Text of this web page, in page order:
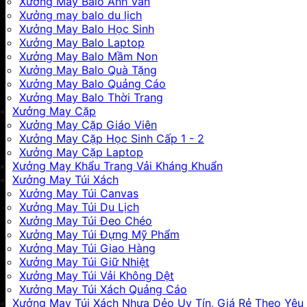
Xưởng may balo du lịch
Xưởng May Balo Học Sinh
Xưởng May Balo Laptop
Xưởng May Balo Mầm Non
Xưởng May Balo Quà Tặng
Xưởng May Balo Quảng Cáo
Xưởng May Balo Thời Trang
Xưởng May Cặp
Xưởng May Cặp Giáo Viên
Xưởng May Cặp Học Sinh Cấp 1 - 2
Xưởng May Cặp Laptop
Xưởng May Khẩu Trang Vải Kháng Khuẩn
Xưởng May Túi Xách
Xưởng May Túi Canvas
Xưởng May Túi Du Lịch
Xưởng May Túi Đeo Chéo
Xưởng May Túi Đựng Mỹ Phẩm
Xưởng May Túi Giao Hàng
Xưởng May Túi Giữ Nhiệt
Xưởng May Túi Vải Không Dệt
Xưởng May Túi Xách Quảng Cáo
Xưởng May Túi Xách Nhựa Dẻo Uy Tín, Giá Rẻ Theo Yêu